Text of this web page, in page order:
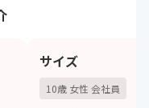
サイズ
10歳 女性 会社員